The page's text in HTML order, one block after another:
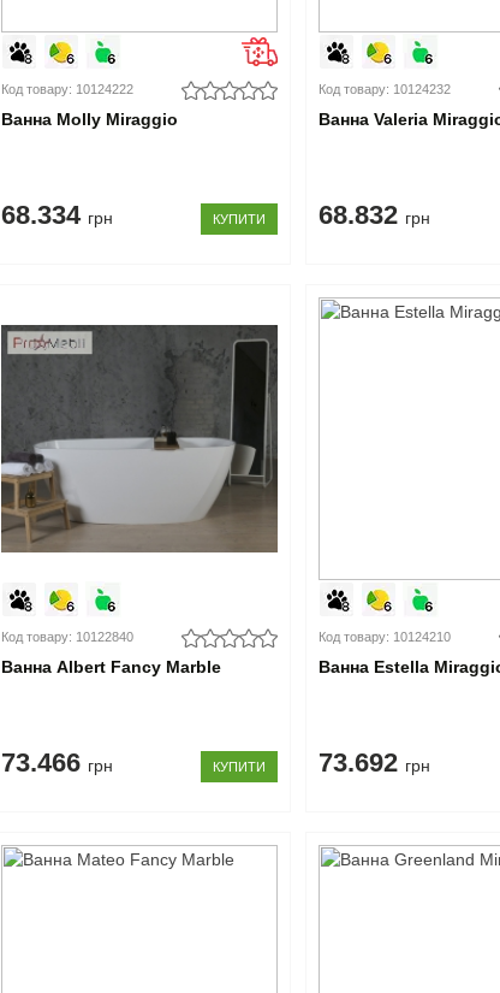
Код товару: 10124222
Ванна Molly Miraggio
68.334 грн КУПИТИ
Код товару: 10124232
Ванна Valeria
68.832 грн
Код товару: 10122840
Ванна Albert Fancy Marble
73.466 грн КУПИТИ
Код товару: 10124210
Ванна Estella
73.692 грн